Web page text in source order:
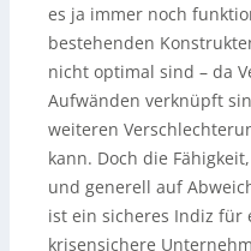
es ja immer noch
bestehenden
nicht optimal sind – da
Aufwänden verknüpft
weiteren
kann. Doch die
und generell auf
ist ein sicheres Indiz für
krisensichere